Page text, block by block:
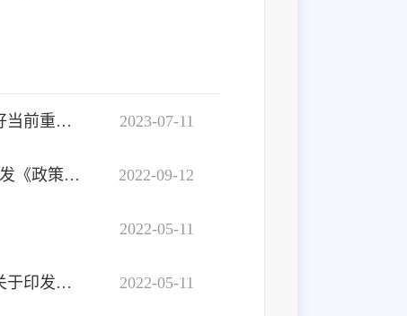
辽政办公开〔2023〕6号：关于持续深化政务公开做好当前重点工作的任务分解 2023-07-11
辽政办〔2022〕43号：辽宁省人民政府办公厅关于印发《政策文件解读工作规范（试行）》的通知 2022-09-12
2022-05-11
辽政公领发〔2022〕1号：辽宁省政务公开领导小组关于印发辽宁省2022年政务公开工作要点的通知 2022-05-11